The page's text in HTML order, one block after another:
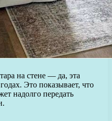
на стене — да, эта
Это показывает, что
надолго передать